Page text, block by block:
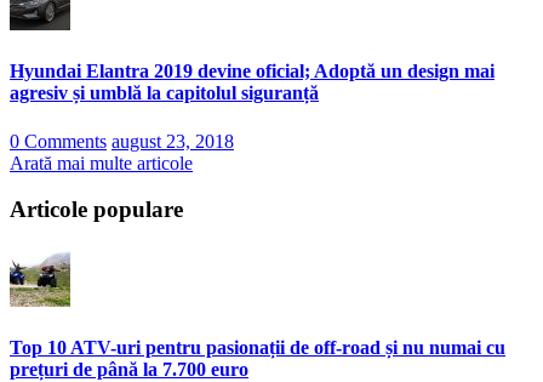
Hyundai Elantra 2019 devine oficial; Adoptă un design mai
agresiv și umblă la capitolul siguranță
0 Comments august 23, 2018
Arată mai multe articole
Articole populare
Top 10 ATV-uri pentru pasionații de off-road și nu numai cu
prețuri de până la 7.700 euro